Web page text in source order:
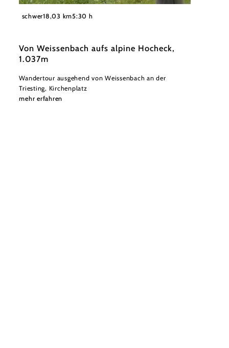
©
Wienerwald
schwer18,03 km5:30 h
Von Weissenbach aufs alpine Hocheck,
1.037m
Wandertour ausgehend von Weissenbach an der
Triesting, Kirchenplatz
mehr erfahren